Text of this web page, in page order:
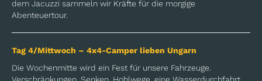
dem Jacuzzi sammeln wir Kräfte für die morgige
Abenteuertour.
Tag 4/Mittwoch – 4x4-Camper lieben Ungarn
Die Wochenmitte wird ein Fest für unsere Fahrzeuge.